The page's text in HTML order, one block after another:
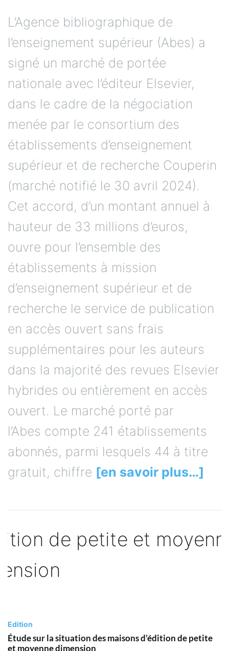
L’Agence bibliographique de
l’enseignement supérieur (Abes) a
signé un marché de portée
nationale avec l’éditeur Elsevier,
dans le cadre de la négociation
menée par le consortium des
établissements d’enseignement
supérieur et de recherche Couperin
(marché notifié le 30 avril 2024).
Cet accord, d’un montant annuel à
hauteur de 33 millions d’euros,
ouvre pour l’ensemble des
établissements à mission
d’enseignement supérieur et de
recherche le service de publication
en accès ouvert sans frais
supplémentaires pour les auteurs
dans la majorité des revues Elsevier
hybrides ou entièrement en accès
ouvert. Le marché porté par
l’Abes compte 241 établissements
abonnés, parmi lesquels 44 à titre
gratuit, chiffre [en savoir plus…]
Edition
Étude sur la situation des maisons d’édition de petite
et moyenne dimension